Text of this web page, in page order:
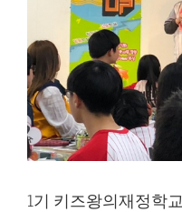
1기 키즈왕의재정학교